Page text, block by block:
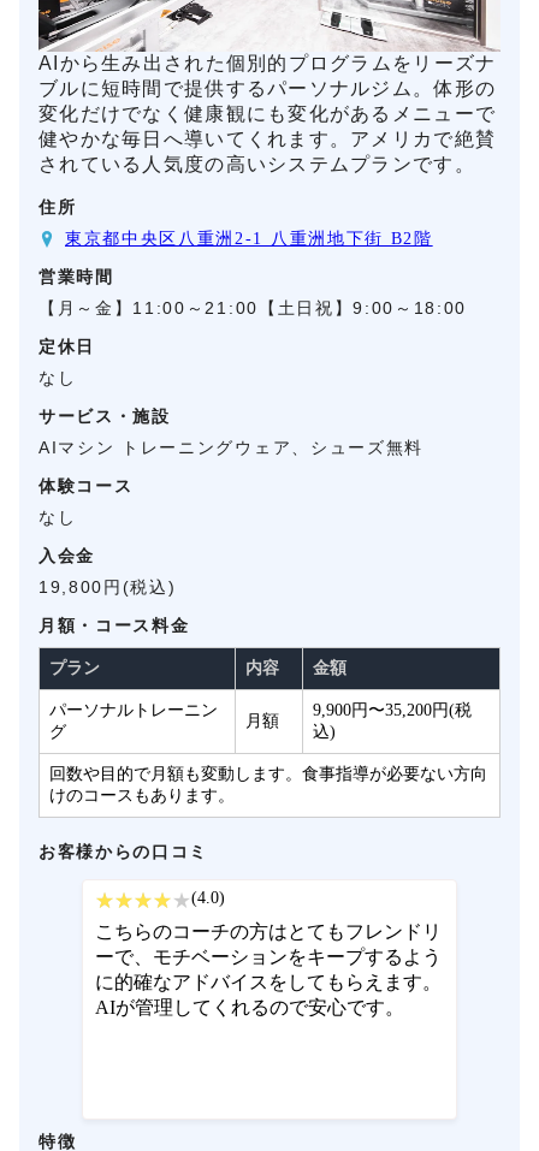
AIから生み出された個別的プログラムをリーズナ
ブルに短時間で提供するパーソナルジム。体形の
変化だけでなく健康観にも変化があるメニューで
健やかな毎日へ導いてくれます。アメリカで絶賛
されている人気度の高いシステムプランです。
住所
東京都中央区八重洲2-1 八重洲地下街 B2階
営業時間
【月～金】11:00～21:00【土日祝】9:00～18:00
定休日
なし
サービス・施設
AIマシン トレーニングウェア、シューズ無料
体験コース
なし
入会金
19,800円(税込)
月額・コース料金
プラン 内容 金額
パーソナルトレーニン
グ
月額
9,900円〜35,200円(税
込)
回数や目的で月額も変動します。食事指導が必要ない方向
けのコースもあります。
お客様からの口コミ
(4.0)
こちらのコーチの方はとてもフレンドリ
ーで、モチベーションをキープするよう
に的確なアドバイスをしてもらえます。
AIが管理してくれるので安心です。
特徴